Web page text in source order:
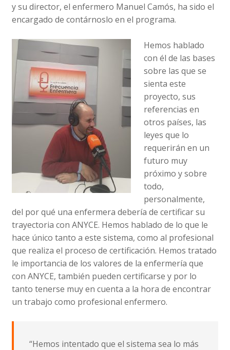
y su director, el enfermero Manuel Camós, ha sido el
encargado de contárnoslo en el programa.
Hemos hablado
con él de las bases
sobre las que se
sienta este
proyecto, sus
referencias en
otros países, las
leyes que lo
requerirán en un
futuro muy
próximo y sobre
todo,
personalmente,
del por qué una enfermera debería de certificar su
trayectoria con ANYCE. Hemos hablado de lo que le
hace único tanto a este sistema, como al profesional
que realiza el proceso de certificación. Hemos tratado
le importancia de los valores de la enfermería que
con ANYCE, también pueden certificarse y por lo
tanto tenerse muy en cuenta a la hora de encontrar
un trabajo como profesional enfermero.
“Hemos intentado que el sistema sea lo más